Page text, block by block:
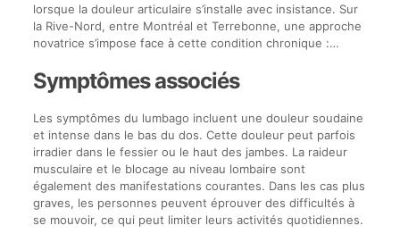
lorsque la douleur articulaire s’installe avec insistance. Sur
la Rive-Nord, entre Montréal et Terrebonne, une approche
novatrice s’impose face à cette condition chronique :…
Symptômes associés
Les symptômes du lumbago incluent une douleur soudaine
et intense dans le bas du dos. Cette douleur peut parfois
irradier dans le fessier ou le haut des jambes. La raideur
musculaire et le blocage au niveau lombaire sont
également des manifestations courantes. Dans les cas plus
graves, les personnes peuvent éprouver des difficultés à
se mouvoir, ce qui peut limiter leurs activités quotidiennes.